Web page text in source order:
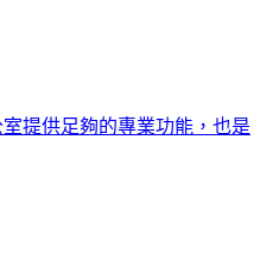
提供足夠的專業功能，也是